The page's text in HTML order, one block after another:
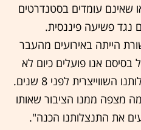
עומדים בסטנדרטים
נגד פשיעה פיננסית.
הייתה באירועים מהעבר
אנו פועלים כיום לא
יושמו באופן מלא ומקיף בפעילותנו השווייצרית לפני 8 שנים.
מצפה ממנו הציבור שאותו
את התנצלותנו הכנה".